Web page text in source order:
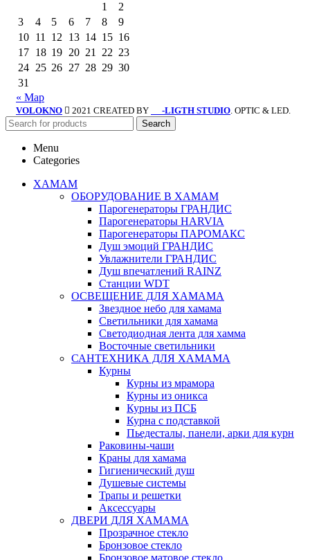
1
2
3
4 5 6 7 8
9
10 11 12 13 14 15 16
17 18 19 20 21 22 23
24 25 26 27 28 29 30
31
« Мар
VOLOKNO 2021 CREATED BY -LIGTH STUDIO. OPTIC & LED.
Search
Menu
Categories
ХАМАМ
ОБОРУДОВАНИЕ В ХАМАМ
Парогенераторы ГРАНДИС
Парогенераторы HARVIA
Парогенераторы ПАРОМАКС
Душ эмоций ГРАНДИС
Увлажнители ГРАНДИС
Душ впечатлений RAINZ
Станции WDT
ОСВЕЩЕНИЕ ДЛЯ ХАМАМА
Звездное небо для хамама
Светильники для хамама
Светодиодная лента для хамма
Восточные светильники
САНТЕХНИКА ДЛЯ ХАМАМА
Курны
Курны из мрамора
Курны из оникса
Курны из ПСБ
Курна с подставкой
Пьедесталы, панели, арки для курн
Раковины-чаши
Краны для хамама
Гигиенический душ
Душевые системы
Трапы и решетки
Аксессуары
ДВЕРИ ДЛЯ ХАМАМА
Прозрачное стекло
Бронзовое стекло